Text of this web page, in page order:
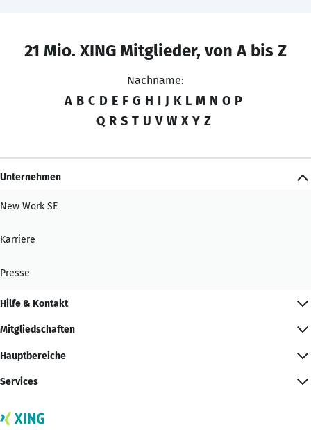
21 Mio. XING Mitglieder, von A bis Z
Nachname:
A B C D E F G H I J K L M N O P
Q R S T U V W X Y Z
Unternehmen
New Work SE
Karriere
Presse
Hilfe & Kontakt
Mitgliedschaften
Hauptbereiche
Services